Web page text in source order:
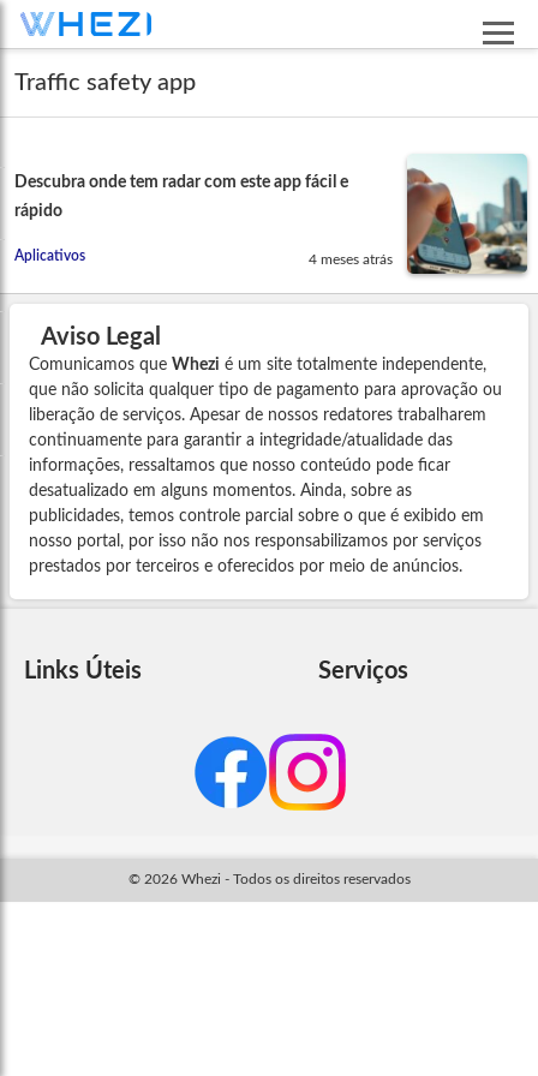
Traffic safety app
Descubra onde tem radar com este app fácil e
rápido
Aplicativos 4 meses atrás
Aviso Legal
Comunicamos que Whezi é um site totalmente independente,
que não solicita qualquer tipo de pagamento para aprovação ou
liberação de serviços. Apesar de nossos redatores trabalharem
continuamente para garantir a integridade/atualidade das
informações, ressaltamos que nosso conteúdo pode ficar
desatualizado em alguns momentos. Ainda, sobre as
publicidades, temos controle parcial sobre o que é exibido em
nosso portal, por isso não nos responsabilizamos por serviços
prestados por terceiros e oferecidos por meio de anúncios.
Links Úteis Serviços
© 2026 Whezi - Todos os direitos reservados